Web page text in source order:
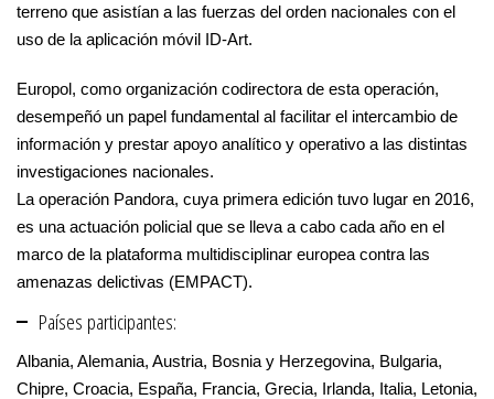
terreno que asistían a las fuerzas del orden nacionales con el
uso de la aplicación móvil ID-Art.
Europol, como organización codirectora de esta operación,
desempeñó un papel fundamental al facilitar el intercambio de
información y prestar apoyo analítico y operativo a las distintas
investigaciones nacionales.
La operación Pandora, cuya primera edición tuvo lugar en 2016,
es una actuación policial que se lleva a cabo cada año en el
marco de la plataforma multidisciplinar europea contra las
amenazas delictivas (EMPACT).
Países participantes:
Albania, Alemania, Austria, Bosnia y Herzegovina, Bulgaria,
Chipre, Croacia, España, Francia, Grecia, Irlanda, Italia, Letonia,